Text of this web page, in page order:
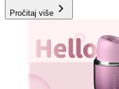
Pročitaj više